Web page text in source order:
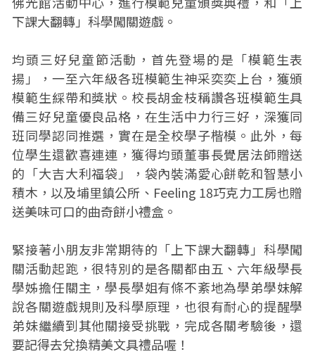
下課大翻轉」科學闖關遊戲。
均頭三好兒童節活動，首先登場的是「模範生表
揚」，一至六年級各班模範生神采奕奕上台，獲頒
模範生綵帶和獎狀。校長胡金枝稱讚各班模範生具
備三好兒童優良品格，在生活中力行三好，深獲同
班同學認同推選，實在是全校學子楷模。此外，每
位學生還歡喜連連，獲得均頭董事長覺居法師贈送
的「大吉大利福袋」，袋內裝滿愛心餅乾和智慧小
積木，以及埔里鎮公所、Feeling 18巧克力工房也贈
送美味可口的曲奇餅小禮盒。
緊接著小朋友非常期待的「上下課大翻轉」科學闖
關活動起跑，很特別的是各關都由五、六年級學長
學姊擔任關主，學長學姐有條不紊地為學弟學妹解
說各關遊戲規則及科學原理，也很有耐心的提醒學
弟妹繼續到其他關接受挑戰，完成各關考驗後，還
要記得去兌換精美文具禮品喔！